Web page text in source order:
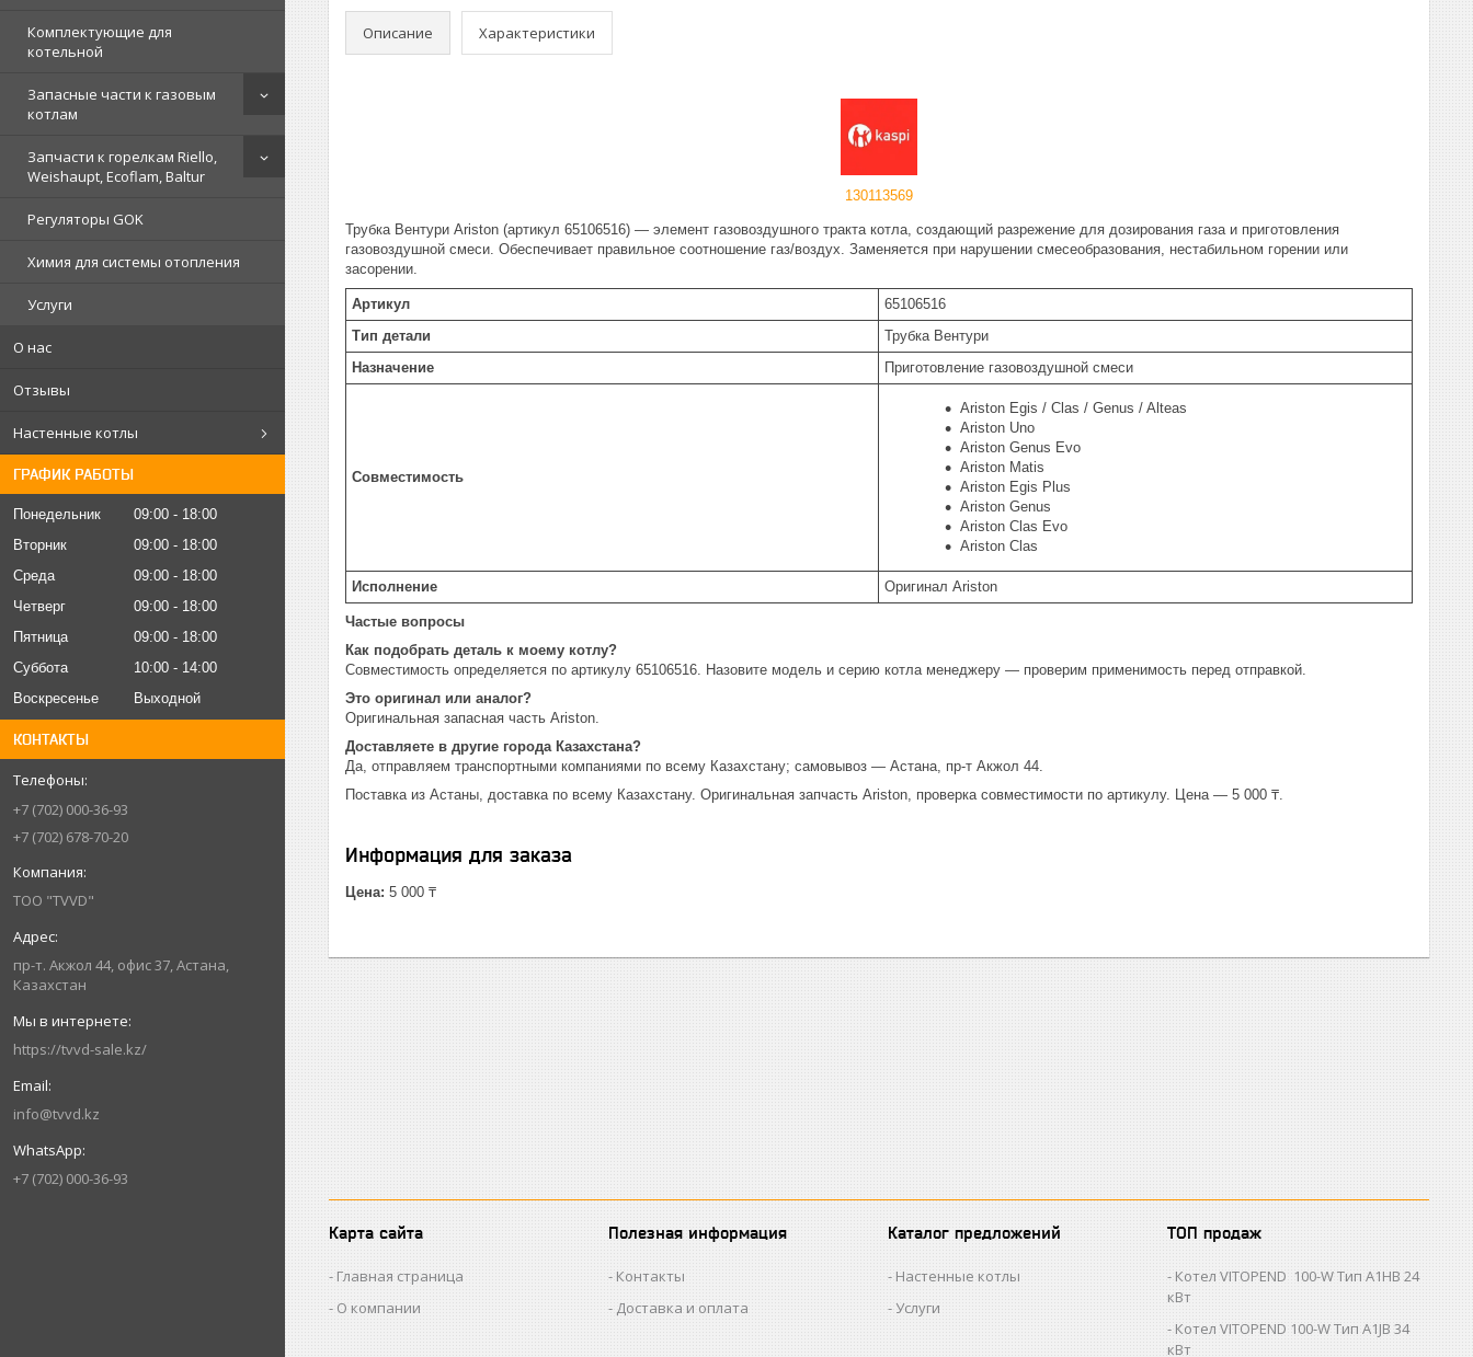
Комплектующие для
котельной
Запасные части к газовым
котлам
Запчасти к горелкам Riello,
Weishaupt, Ecoflam, Baltur
Регуляторы GOK
Химия для системы отопления
Услуги
О нас
Отзывы
Настенные котлы
ГРАФИК РАБОТЫ
Понедельник 09:00
18:00
Вторник
09:00
18:00
Среда
09:00
18:00
Четверг
09:00
18:00
Пятница
09:00
18:00
Суббота
10:00
14:00
Воскресенье
Выходной
КОНТАКТЫ
+7 (702) 000-36-93
+7 (702) 678-70-20
ТОО "TVVD"
пр-т. Акжол 44, офис 37, Астана,
Казахстан
https://tvvd-sale.kz/
info@tvvd.kz
+7 (702) 000-36-93
Описание Характеристики
130113569
Трубка Вентури Ariston (артикул 65106516) — элемент газовоздушного тракта котла, создающий разрежение для дозирования газа и приготовления
газовоздушной смеси. Обеспечивает правильное соотношение газ/воздух. Заменяется при нарушении смесеобразования, нестабильном горении или
засорении.
Артикул
65106516
Тип детали
Трубка Вентури
Назначение
Приготовление газовоздушной смеси
Совместимость
Ariston Egis / Clas / Genus / Alteas
Ariston Uno
Ariston Genus Evo
Ariston Matis
Ariston Egis Plus
Ariston Genus
Ariston Clas Evo
Ariston Clas
Исполнение Оригинал Ariston
Частые вопросы
Как подобрать деталь к моему котлу?
Совместимость определяется по артикулу 65106516. Назовите модель и серию котла менеджеру — проверим применимость перед отправкой.
Это оригинал или аналог?
Оригинальная запасная часть Ariston.
Доставляете в другие города Казахстана?
Да, отправляем транспортными компаниями по всему Казахстану; самовывоз — Астана, пр-т Акжол 44.
Поставка из Астаны, доставка по всему Казахстану. Оригинальная запчасть Ariston, проверка совместимости по артикулу. Цена — 5 000 ₸.
Информация для заказа
Цена: 5 000 ₸
Карта сайта
Главная страница
О компании
Полезная информация
Контакты
Доставка и оплата
Каталог предложений
Настенные котлы
Услуги
ТОП продаж
Котел VITOPEND 100-W Тип A1HB 24
кВт
Котел VITOPEND 100-W Тип A1JB 34
кВт